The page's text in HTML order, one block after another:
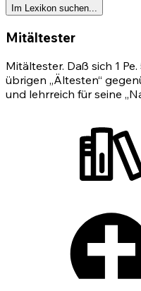
Im Lexikon suchen...
Mitältester
Mitältester. Daß sich 1
übrigen „Ältesten“
und lehrreich für seine